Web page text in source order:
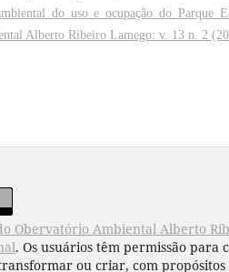
do uso e ocupação do Parque
Alberto Ribeiro Lamego: v. 13 n. 2
Obervatório Ambiental Alberto
. Os usuários têm permissão
ou criar, com propósitos